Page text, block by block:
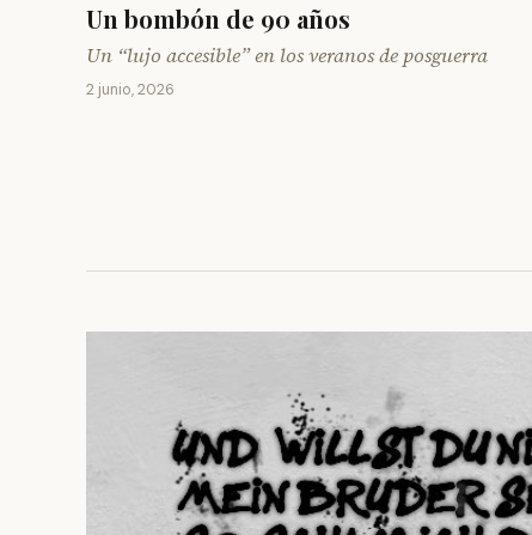
Un bombón de 90 años
Un “lujo accesible” en los veranos de posguerra
2 junio, 2026